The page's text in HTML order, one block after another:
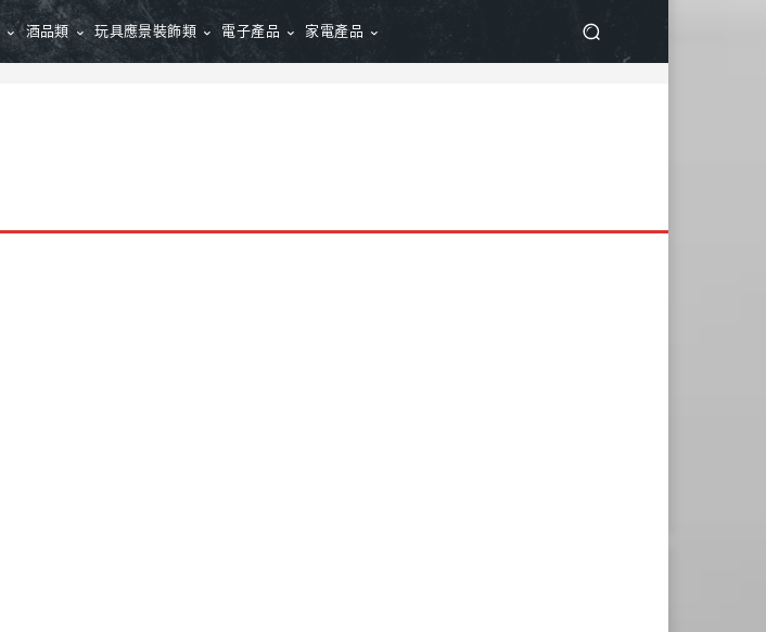
酒品類 玩具應景裝飾類 電子產品 家電產品